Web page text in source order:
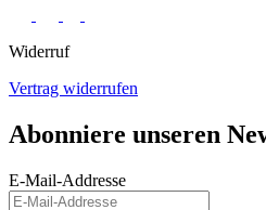
Widerruf
Vertrag widerrufen
Abonniere unseren
E-Mail-Addresse